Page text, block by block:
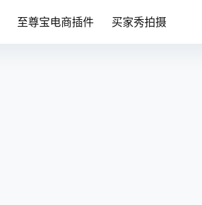
至尊宝电商插件 买家秀拍摄